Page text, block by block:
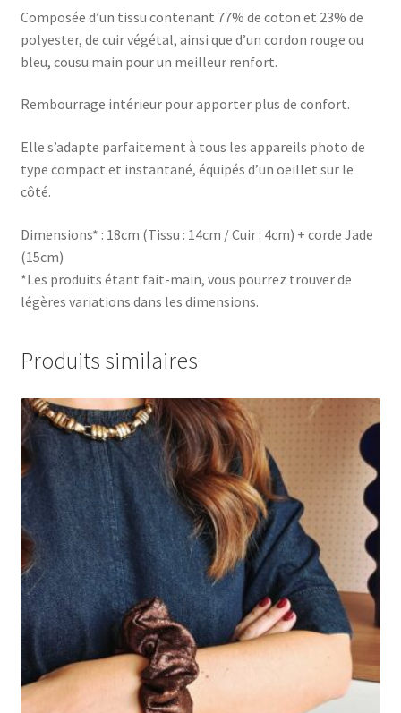
Composée d’un tissu contenant 77% de coton et 23% de
polyester, de cuir végétal, ainsi que d’un cordon rouge ou
bleu, cousu main pour un meilleur renfort.
Rembourrage intérieur pour apporter plus de confort.
Elle s’adapte parfaitement à tous les appareils photo de
type compact et instantané, équipés d’un oeillet sur le
côté.
Dimensions* : 18cm (Tissu : 14cm / Cuir : 4cm) + corde Jade
(15cm)
*Les produits étant fait-main, vous pourrez trouver de
légères variations dans les dimensions.
Produits similaires